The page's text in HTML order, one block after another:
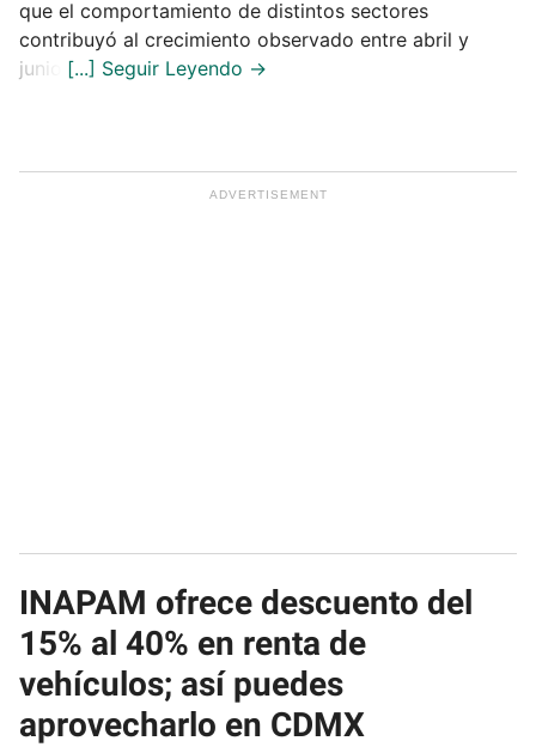
que el comportamiento de distintos sectores
contribuyó al crecimiento observado entre abril y
junio.
INAPAM ofrece descuento del
15% al 40% en renta de
vehículos; así puedes
aprovecharlo en CDMX